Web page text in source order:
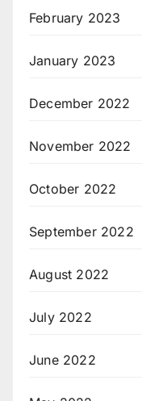
February 2023
January 2023
December 2022
November 2022
October 2022
September 2022
August 2022
July 2022
June 2022